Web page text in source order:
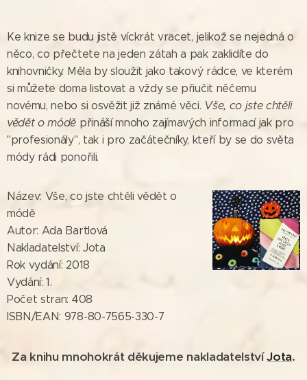
Ke knize se budu jistě víckrát vracet, jelikož se nejedná o
něco, co přečtete na jeden zátah a pak zaklidíte do
knihovničky. Měla by sloužit jako takový rádce, ve kterém
si můžete doma listovat a vždy se přiučit něčemu
novému, nebo si osvěžit již známé věci. Vše, co jste chtěli
vědět o módě přináší mnoho zajímavých informací jak pro
"profesionály", tak i pro začátečníky, kteří by se do světa
módy rádi ponořili.
Název: Vše, co jste chtěli vědět o
módě
Autor: Ada Bartlová
Nakladatelství: Jota
Rok vydání: 2018
Vydání: 1.
Počet stran: 408
ISBN/EAN: 978-80-7565-330-7
Za knihu mnohokrát děkujeme nakladatelstvíJota.